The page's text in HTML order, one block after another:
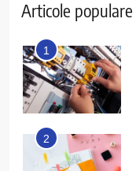
Articole populare
1
2